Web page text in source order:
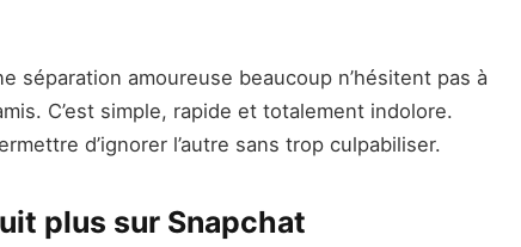
séparation amoureuse beaucoup n’hésitent pas à
C’est simple, rapide et totalement indolore.
d’ignorer l’autre sans trop culpabiliser.
plus sur Snapchat